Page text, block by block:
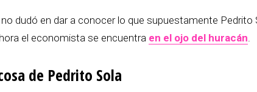
dudó en dar a conocer lo que supuestamente Pedrito
el economista se encuentra en el ojo del huracán.
de Pedrito Sola